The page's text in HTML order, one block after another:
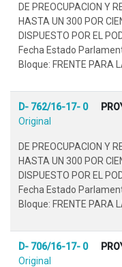
DE PREOCUPACION Y
HASTA UN 300 POR
DISPUESTO POR EL
Fecha Estado
Bloque: FRENTE PARA
D- 762/16-17- 0
Original
DE PREOCUPACION Y
HASTA UN 300 POR
DISPUESTO POR EL
Fecha Estado
Bloque: FRENTE PARA
D- 706/16-17- 0
Original